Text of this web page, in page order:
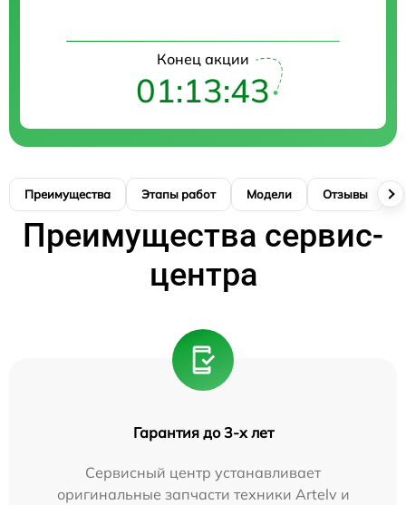
Конец акции
01:13:42
Преимущества Этапы работ Модели Отзывы
Преимущества сервис-
центра
Гарантия до 3-х лет
Сервисный центр устанавливает
оригинальные запчасти техники Artelv и